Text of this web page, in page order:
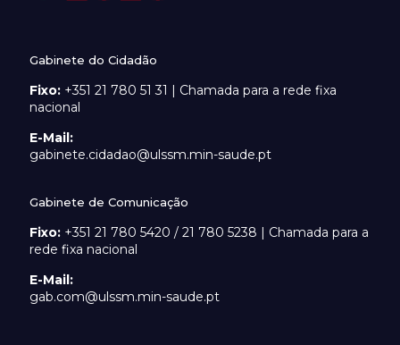
Gabinete do Cidadão
Fixo: +351 21 780 51 31 | Chamada para a rede fixa
nacional
E-Mail:
gabinete.cidadao@ulssm.min-saude.pt
Gabinete de Comunicação
Fixo: +351 21 780 5420 / 21 780 5238 | Chamada para a
rede fixa nacional
E-Mail:
gab.com@ulssm.min-saude.pt